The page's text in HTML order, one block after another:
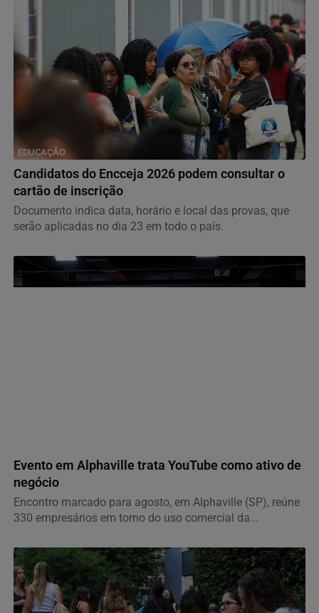
EDUCAÇÃO
Candidatos do Encceja 2026 podem consultar o
cartão de inscrição
Documento indica data, horário e local das provas, que
serão aplicadas no dia 23 em todo o país.
Evento em Alphaville trata YouTube como ativo de
negócio
Encontro marcado para agosto, em Alphaville (SP), reúne
330 empresários em torno do uso comercial da...